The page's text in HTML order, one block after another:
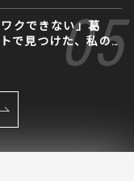
クできない」葛
で見つけた、私の